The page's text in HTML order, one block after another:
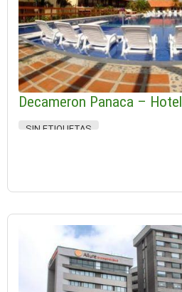
Decameron Panaca –
SIN ETIQUETAS